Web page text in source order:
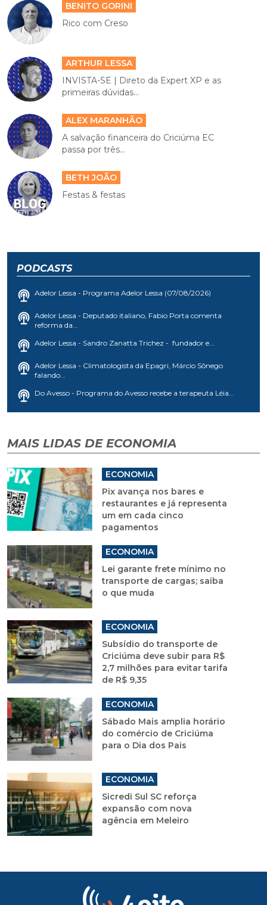
BENITO GORINI
Rico com Creso
ARTHUR LESSA
INVISTA-SE | Direto da Expert XP e as
primeiras dúvidas...
ALEX MARANHÃO
A salvação financeira do Criciúma EC
passa por três...
BETH JOÃO
Festas & festas
PODCASTS
Adelor Lessa - Programa Adelor Lessa (07/08/2026)
Adelor Lessa - Deputado italiano, Fabio Porta comenta
reforma da...
Adelor Lessa - Sandro Zanatta Trichez - fundador e...
Adelor Lessa - Climatologista da Epagri, Márcio Sônego
falando...
Do Avesso - Programa do Avesso recebe a terapeuta Léia...
MAIS LIDAS DE ECONOMIA
ECONOMIA
Pix avança nos bares e
restaurantes e já representa
um em cada cinco
pagamentos
ECONOMIA
Lei garante frete mínimo no
transporte de cargas; saiba
o que muda
ECONOMIA
Subsídio do transporte de
Criciúma deve subir para R$
2,7 milhões para evitar tarifa
de R$ 9,35
ECONOMIA
Sábado Mais amplia horário
do comércio de Criciúma
para o Dia dos Pais
ECONOMIA
Sicredi Sul SC reforça
expansão com nova
agência em Meleiro